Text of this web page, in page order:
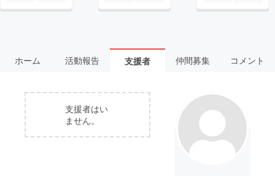
ホーム 活動報告 支援者 仲間募集 コメント
支援者はい
ません。